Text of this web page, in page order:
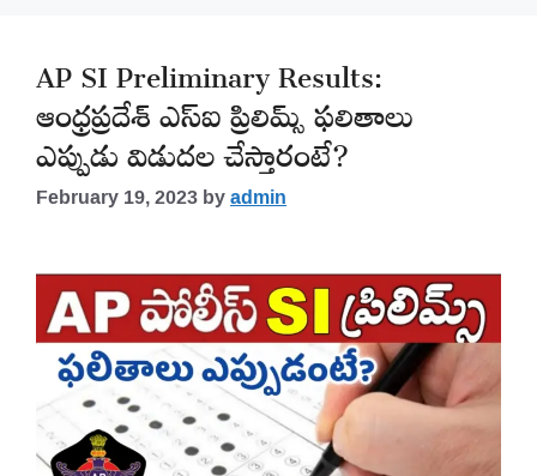
AP SI Preliminary Results:
ఆంధ్రప్రదేశ్ ఎస్ఐ ప్రిలిమ్స్ ఫలితాలు
ఎప్పుడు విడుదల చేస్తారంటే?
February 19, 2023byadmin